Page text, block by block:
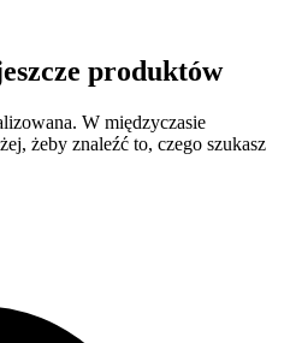
produktów
W międzyczasie
żeby znaleźć to, czego szukasz